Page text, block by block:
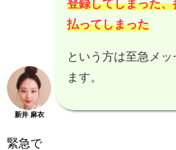
新井 麻衣
登録してしまった
払ってしまった
という方は至急メ
ます。
緊急で